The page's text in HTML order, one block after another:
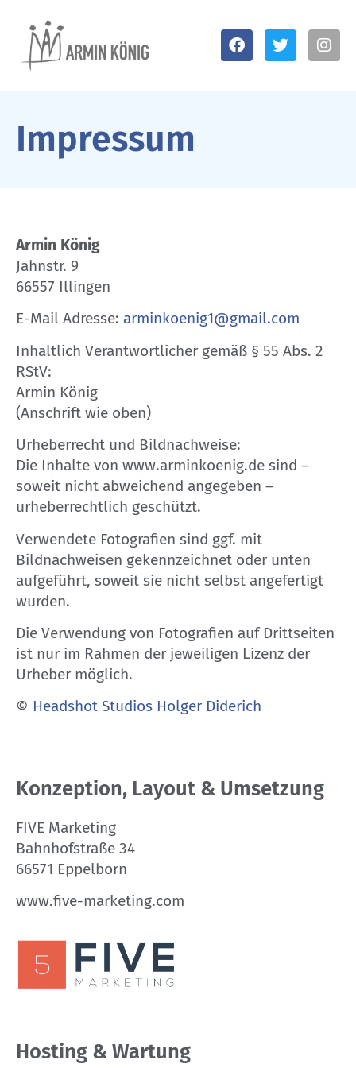
Impressum
Armin König
Jahnstr. 9
66557 Illingen
E-Mail Adresse: arminkoenig1@gmail.com
Inhaltlich Verantwortlicher gemäß § 55 Abs. 2
RStV:
Armin König
(Anschrift wie oben)
Urheberrecht und Bildnachweise:
Die Inhalte von www.arminkoenig.de sind –
soweit nicht abweichend angegeben –
urheberrechtlich geschützt.
Verwendete Fotografien sind ggf. mit
Bildnachweisen gekennzeichnet oder unten
aufgeführt, soweit sie nicht selbst angefertigt
wurden.
Die Verwendung von Fotografien auf Drittseiten
ist nur im Rahmen der jeweiligen Lizenz der
Urheber möglich.
© Headshot Studios Holger Diderich
Konzeption, Layout & Umsetzung
FIVE Marketing
Bahnhofstraße 34
66571 Eppelborn
www.five-marketing.com
Hosting & Wartung